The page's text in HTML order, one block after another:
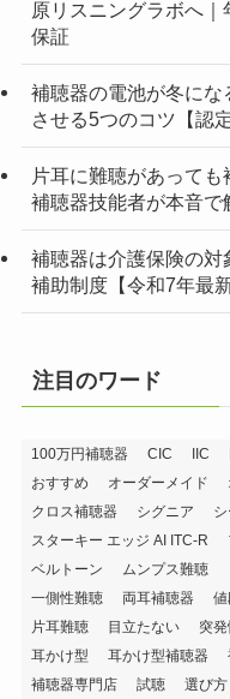
原リスニングラボへ
保証
補聴器の電池が冬にな
させる5つのコツ【認
片耳に難聴があって
補聴器技能者が本音で
補聴器は介護保険の対
補助制度【令和7年最新
注目のワード
100万円補聴器 CIC IIC
おすすめ
オーダーメイド
クロス補聴器
シグニア
スターキー エッジ AI ITC-R
ベルトーン
ムンプス難聴
一側性難聴
両耳補聴器
片耳難聴
目立たない 突
耳かけ型
耳かけ型補聴器
補聴器専門店
試聴 選び方